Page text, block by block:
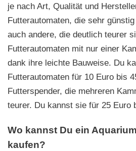
je nach Art, Qualität und
Futterautomaten, die sehr
auch andere, die deutlich teurer
Futterautomaten mit nur einer
dank ihre leichte Bauweise. Du
Futterautomaten für 10 Euro bis
Futterspender, die mehreren
teurer. Du kannst sie für 25 Euro
Wo kannst Du ein
kaufen?